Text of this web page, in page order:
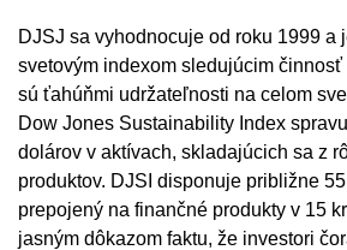
DJSJ sa vyhodnocuje od roku 1999 a
svetovým indexom sledujúcim
sú ťahúňmi udržateľnosti na celom
Dow Jones Sustainability Index
dolárov v aktívach, skladajúcich sa z
produktov. DJSI disponuje približne
prepojený na finančné produkty v 15
jasným dôkazom faktu, že investori